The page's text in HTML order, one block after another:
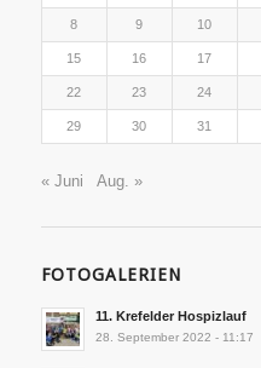
8 9 10
15 16 17
22 23 24
29 30 31
« Juni Aug. »
FOTOGALERIEN
11. Krefelder Hospizlauf
28. September 2022 - 11:17